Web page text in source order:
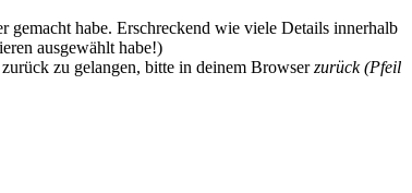
habe. Erschreckend wie viele Details innerhalb
ausgewählt habe!)
zu gelangen, bitte in deinem Browserzurück (Pfeil